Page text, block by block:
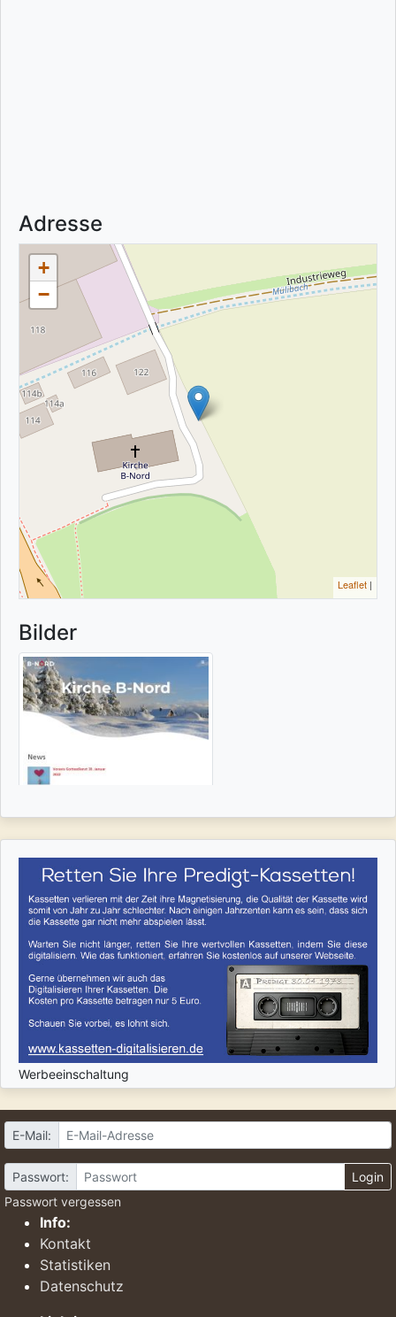
Adresse
+
−
Leaflet |
Bilder
Werbeeinschaltung
E-Mail:
Passwort:
Login
Passwort vergessen
Info:
Kontakt
Statistiken
Datenschutz